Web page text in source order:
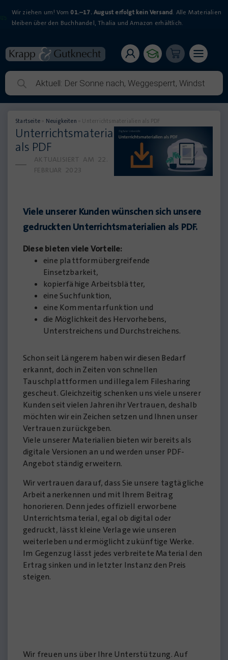
Wir ziehen um! Vom 01.–17. August erfolgt kein Versand. Alle Materialien
bleiben über den Buchhandel, Thalia und Amazon erhältlich.
Startseite » Neuigkeiten » Unterrichtsmaterialien als PDF
Unterrichtsmaterialien
als PDF
AKTUALISIERT AM 22.
FEBRUAR 2023
Viele unserer Kunden wünschen sich unsere
gedruckten Unterrichtsmaterialien als PDF.
Diese bieten viele Vorteile:
eine plattformübergreifende
Einsetzbarkeit,
kopierfähige Arbeitsblätter,
eine Suchfunktion,
eine Kommentarfunktion und
die Möglichkeit des Hervorhebens,
Unterstreichens und Durchstreichens.
Schon seit Längerem haben wir diesen Bedarf
erkannt, doch in Zeiten von ­schnellen
Tauschplattformen und illegalem Filesharing
gescheut. Gleichzeitig schenken uns viele unserer
Kunden seit vielen Jahren ihr Vertrauen, deshalb
möchten wir ein Zeichen setzen und Ihnen unser
Vertrauen zurückgeben.
Viele unserer Materialien bieten wir bereits als
digitale Versionen an und werden unser PDF-
Angebot ständig erweitern.
Wir vertrauen darauf, dass Sie unsere tagtägliche
Arbeit anerkennen und mit Ihrem Beitrag
honorieren. Denn jedes offiziell erworbene
Unterrichtsmaterial, egal ob digital oder
gedruckt, lässt kleine Verlage wie unseren
weiterleben und ermöglicht zukünftige Werke.
Im Gegenzug lässt jedes verbreitete Material den
Ertrag ­sinken und in letzter Instanz den Preis
steigen.
Wir freuen uns über Ihre Unterstützung. Auf